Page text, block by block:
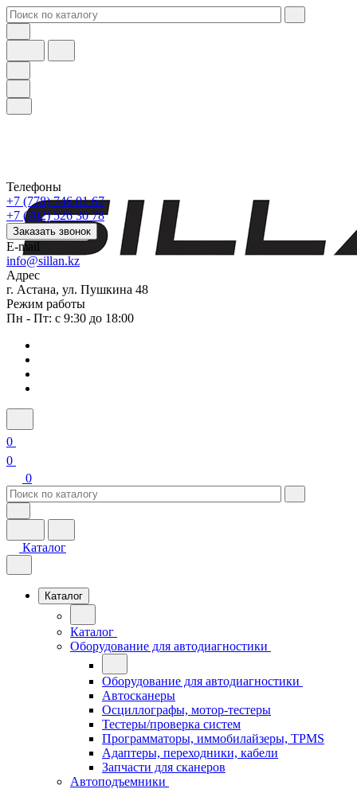
Телефоны
+7 (778) 746 01 67
+7 (702) 526 30 78
Заказать звонок
E-mail
info@sillan.kz
Адрес
г. Астана, ул. Пушкина 48
Режим работы
Пн - Пт: с 9:30 до 18:00
0
0
0
Каталог
Каталог
Каталог
Оборудование для автодиагностики
Оборудование для автодиагностики
Автосканеры
Осциллографы, мотор-тестеры
Тестеры/проверка систем
Программаторы, иммобилайзеры, TPMS
Адаптеры, переходники, кабели
Запчасти для сканеров
Автоподъемники